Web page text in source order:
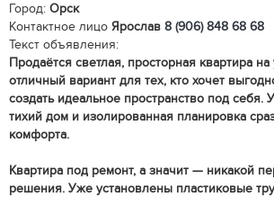
Город: Орск
Контактное лицо Ярослав 8 (906) 848 68 68
Текст объявления:
Продаётся светлая, просторная квартира
отличный вариант для тех, кто хочет
создать идеальное пространство под себя.
тихий дом и изолированная планировка
комфорта.
Квартира под ремонт, а значит — никакой
решения. Уже установлены пластиковые